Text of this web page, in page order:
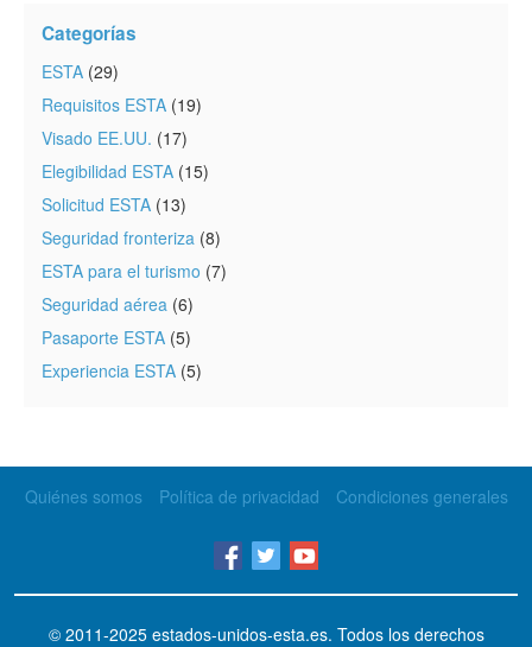
Categorías
ESTA (29)
Requisitos ESTA (19)
Visado EE.UU. (17)
Elegibilidad ESTA (15)
Solicitud ESTA (13)
Seguridad fronteriza (8)
ESTA para el turismo (7)
Seguridad aérea (6)
Pasaporte ESTA (5)
Experiencia ESTA (5)
Quiénes somos Política de privacidad Condiciones generales
© 2011-2025 estados-unidos-esta.es. Todos los derechos